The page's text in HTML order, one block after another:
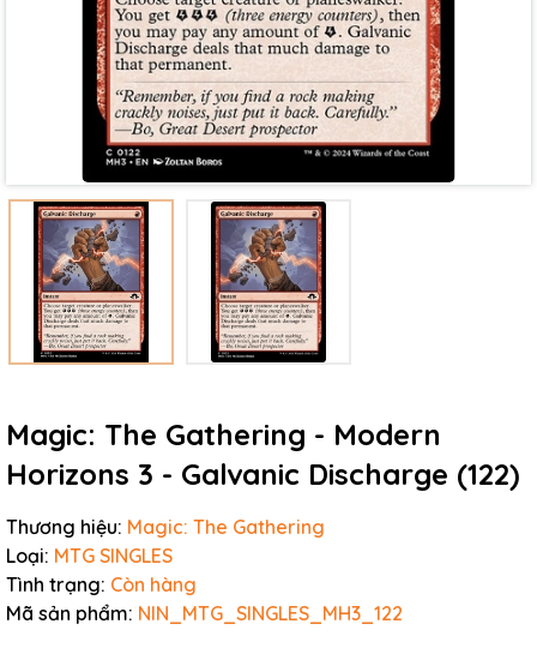
Magic: The Gathering - Modern
Horizons 3 - Galvanic Discharge (122)
Thương hiệu: Magic: The Gathering
Loại: MTG SINGLES
Tình trạng: Còn hàng
Mã sản phẩm: NIN_MTG_SINGLES_MH3_122
Điều kiện: